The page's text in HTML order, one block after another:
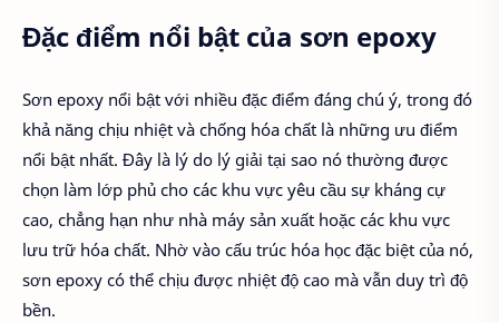
Đặc điểm nổi bật của sơn epoxy
Sơn epoxy nổi bật với nhiều đặc điểm đáng chú ý, trong đó
khả năng chịu nhiệt và chống hóa chất là những ưu điểm
nổi bật nhất. Đây là lý do lý giải tại sao nó thường được
chọn làm lớp phủ cho các khu vực yêu cầu sự kháng cự
cao, chẳng hạn như nhà máy sản xuất hoặc các khu vực
lưu trữ hóa chất. Nhờ vào cấu trúc hóa học đặc biệt của nó,
sơn epoxy có thể chịu được nhiệt độ cao mà vẫn duy trì độ
bền.